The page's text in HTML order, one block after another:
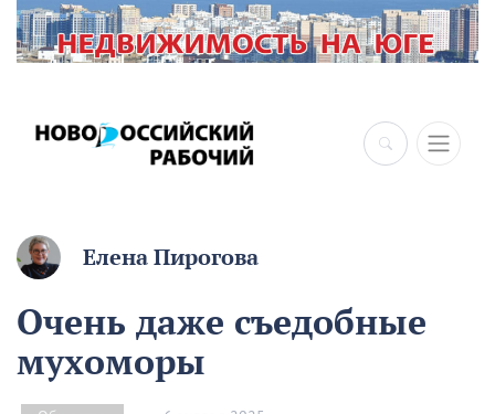
×
Елена Пирогова
Очень даже съедобные
мухоморы